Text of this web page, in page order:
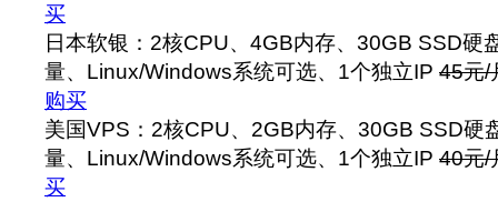
买
日本软银：2核CPU、4GB内存、30GB SSD硬
量、Linux/Windows系统可选、1个独立IP 45元/
购买
美国VPS：2核CPU、2GB内存、30GB SSD硬
量、Linux/Windows系统可选、1个独立IP 40元/
买